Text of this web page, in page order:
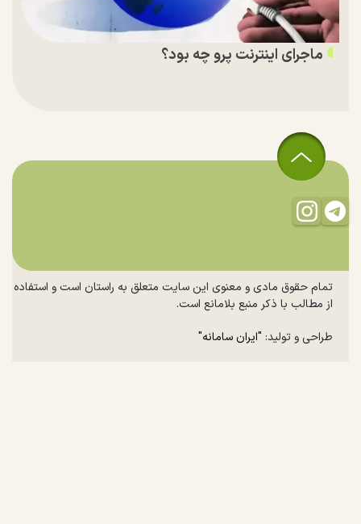
ماجرای اینترنت پرو چه بود؟
تمام حقوق مادی و معنوی این سایت متعلق به راستان است و استفاده
از مطالب با ذکر منبع بلامانع است.
طراحی و تولید: "ایران سامانه"